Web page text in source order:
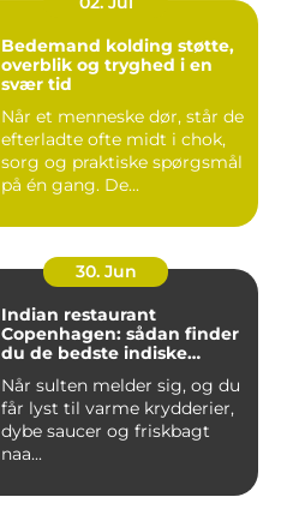
Bedemand kolding støtte,
overblik og tryghed i en
svær tid
Når et menneske dør, står de
efterladte ofte midt i chok,
sorg og praktiske spørgsmål
på én gang. De...
30. Jun
Indian restaurant
Copenhagen: sådan finder
du de bedste indiske
Når sulten melder sig, og du
får lyst til varme krydderier,
dybe saucer og friskbagt
naa...